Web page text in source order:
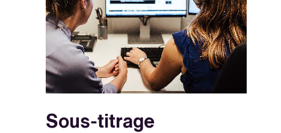
Sous-titrage